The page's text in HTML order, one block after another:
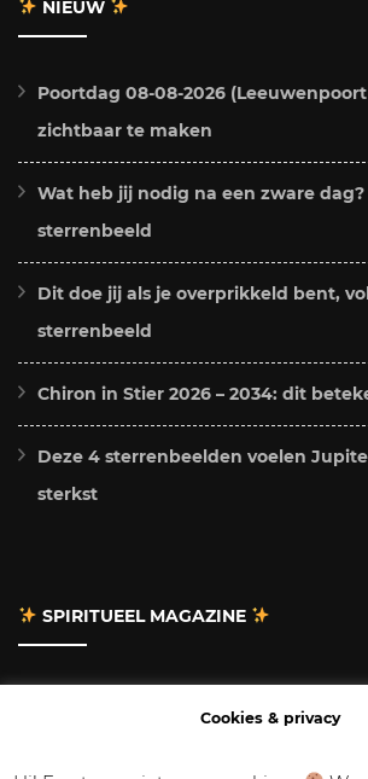
NIEUW
Poortdag 08-08-2026
zichtbaar te maken
Wat heb jij nodig na een zware
sterrenbeeld
Dit doe jij als je overprikkeld bent,
sterrenbeeld
Chiron in Stier 2026 – 2034: dit
Deze 4 sterrenbeelden voelen
sterkst
SPIRITUEEL MAGAZINE
Cookies & privacy